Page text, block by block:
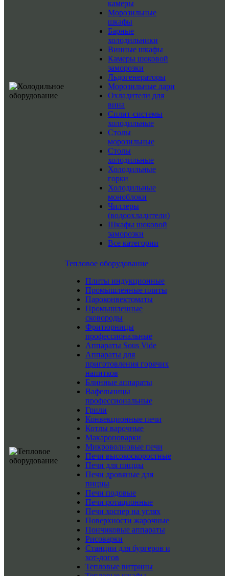
камеры
Морозильные
шкафы
Барные
холодильники
Винные шкафы
Камеры шоковой
заморозки
Льдогенераторы
Морозильные лари
Охладители для
вина
Сплит-системы
холодильные
Столы
морозильные
Столы
холодильные
Холодильные
горки
Холодильные
моноблоки
Чиллеры
(водоохладители)
Шкафы шоковой
заморозки
Все категории
Тепловое оборудование
Плиты индукционные
Промышленные плиты
Пароконвектоматы
Промышленные
сковороды
Фритюрницы
профессиональные
Аппараты Sous Vide
Аппараты для
приготовления горячих
напитков
Блинные аппараты
Вафельницы
профессиональные
Грили
Конвекционные печи
Котлы варочные
Макароноварки
Микроволновые печи
Печи высокоскоростные
Печи для пиццы
Печи дровяные для
пиццы
Печи подовые
Печи ротационные
Печи хоспер на углях
Поверхности жарочные
Пончиковые аппараты
Рисоварки
Станции для бургеров и
хот-догов
Тепловые витрины